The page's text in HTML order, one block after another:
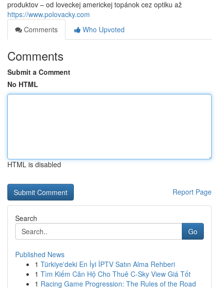
produktov – od loveckej americkej topánok cez optiku až
https://www.polovacky.com
Comments
Who Upvoted
Comments
Submit a Comment
No HTML
HTML is disabled
Report Page
Search
Go
Published News
1 Türkiye'deki En İyi İPTV Satın Alma Rehberi
1 Tìm Kiếm Căn Hộ Cho Thuê C-Sky View Giá Tốt
1 Racing Game Progression: The Rules of the Road